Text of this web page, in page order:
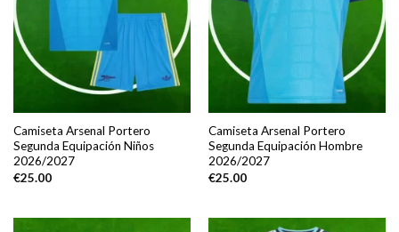
Camiseta Arsenal Portero
Segunda Equipación Niños
2026/2027
€25.00
Camiseta Arsenal Portero
Segunda Equipación Hombre
2026/2027
€25.00